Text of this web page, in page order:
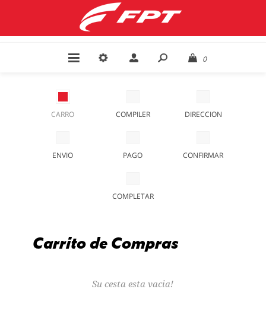
0
CARRO COMPILER DIRECCION
ENVIO PAGO CONFIRMAR
COMPLETAR
Carrito de Compras
Su cesta esta vacia!